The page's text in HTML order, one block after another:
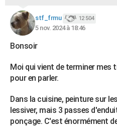
stf_frmu 12 504
5 nov. 2024 à 18:46
Bonsoir
Moi qui vient de terminer mes
pour en parler.
Dans la cuisine, peinture sur
lessiver, mais 3 passes
ponçage. C'est énormément